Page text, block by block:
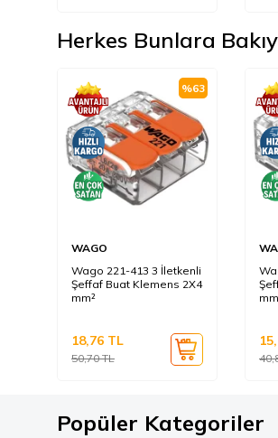
Herkes Bunlara
%63
WAGO
Wago 221-413 3 İletkenli
Şeffaf Buat Klemens 2X4
mm²
50,70TL
18,76 TL
Popüler Kategoriler